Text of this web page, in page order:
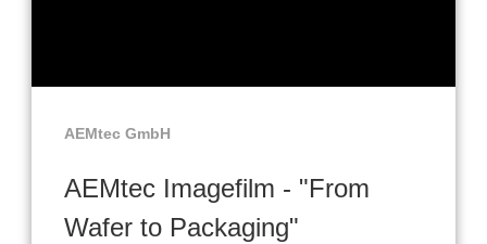
AEMtec GmbH
AEMtec Imagefilm - "From
Wafer to Packaging"